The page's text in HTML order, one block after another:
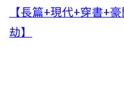
【長篇+現代+穿書+
劫】